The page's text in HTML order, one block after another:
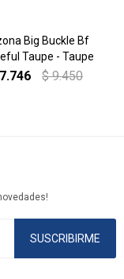
Big Buckle Bf
Taupe - Taupe
7.746 $ 9.450
SUSCRIBIRME